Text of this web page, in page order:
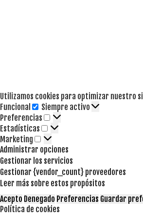
Utilizamos cookies para optimizar nuestro
Funcional
Funcional
Siempre activo
Preferencias
Preferencias
Estadísticas Estadísticas
Marketing Marketing
Administrar opciones
Gestionar los servicios
Gestionar {vendor_count} proveedores
Leer más sobre estos propósitos
Acepto Denegado Preferencias Guardar
Política de cookies